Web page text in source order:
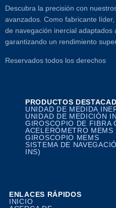
Descubra la precisión con
avanzados. Como fabricante
de navegación inercial adaptados
garantizando un rendimiento
Reservados todos los derechos
PRODUCTOS
UNIDAD DE MEDIDA
UNIDAD DE MEDICIÓN
GIROSCOPIO DE FIBRA
ACELERÓMETRO MEMS
GIROSCOPIO MEMS
SISTEMA DE
INS)
ENLACES RÁPIDOS
INICIO